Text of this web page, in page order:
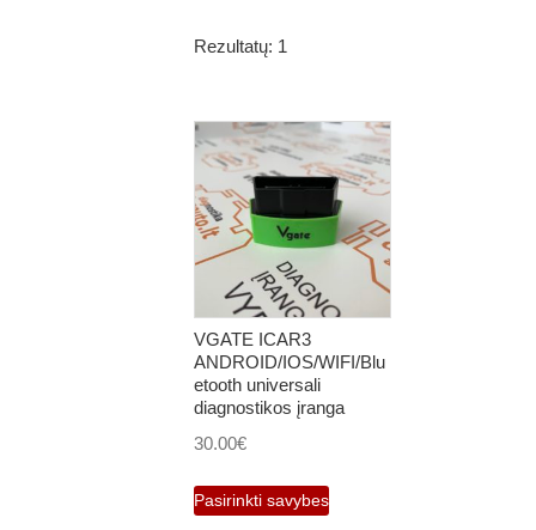
Rezultatų: 1
VGATE ICAR3
ANDROID/IOS/WIFI/Blu
etooth universali
diagnostikos įranga
30.00€
Pasirinkti savybes
This
product